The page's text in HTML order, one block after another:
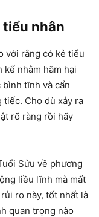
tiểu nhân
với rằng có kẻ tiểu
nhằm hãm hại
bình tĩnh và cẩn
tiếc. Cho dù xảy ra
rõ ràng rồi hãy
Sửu về phương
liều lĩnh mà mất
ro này, tốt nhất là
quan trọng nào